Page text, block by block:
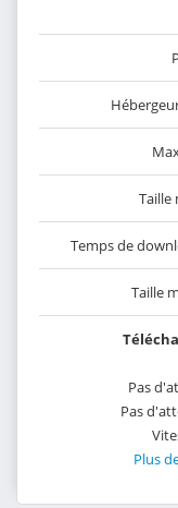
Taille
Temps de
Taille
Pas
Pas
Plus